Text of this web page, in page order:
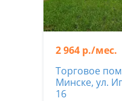
2 964 р./мес.
Торговое
Минске, ул.
16